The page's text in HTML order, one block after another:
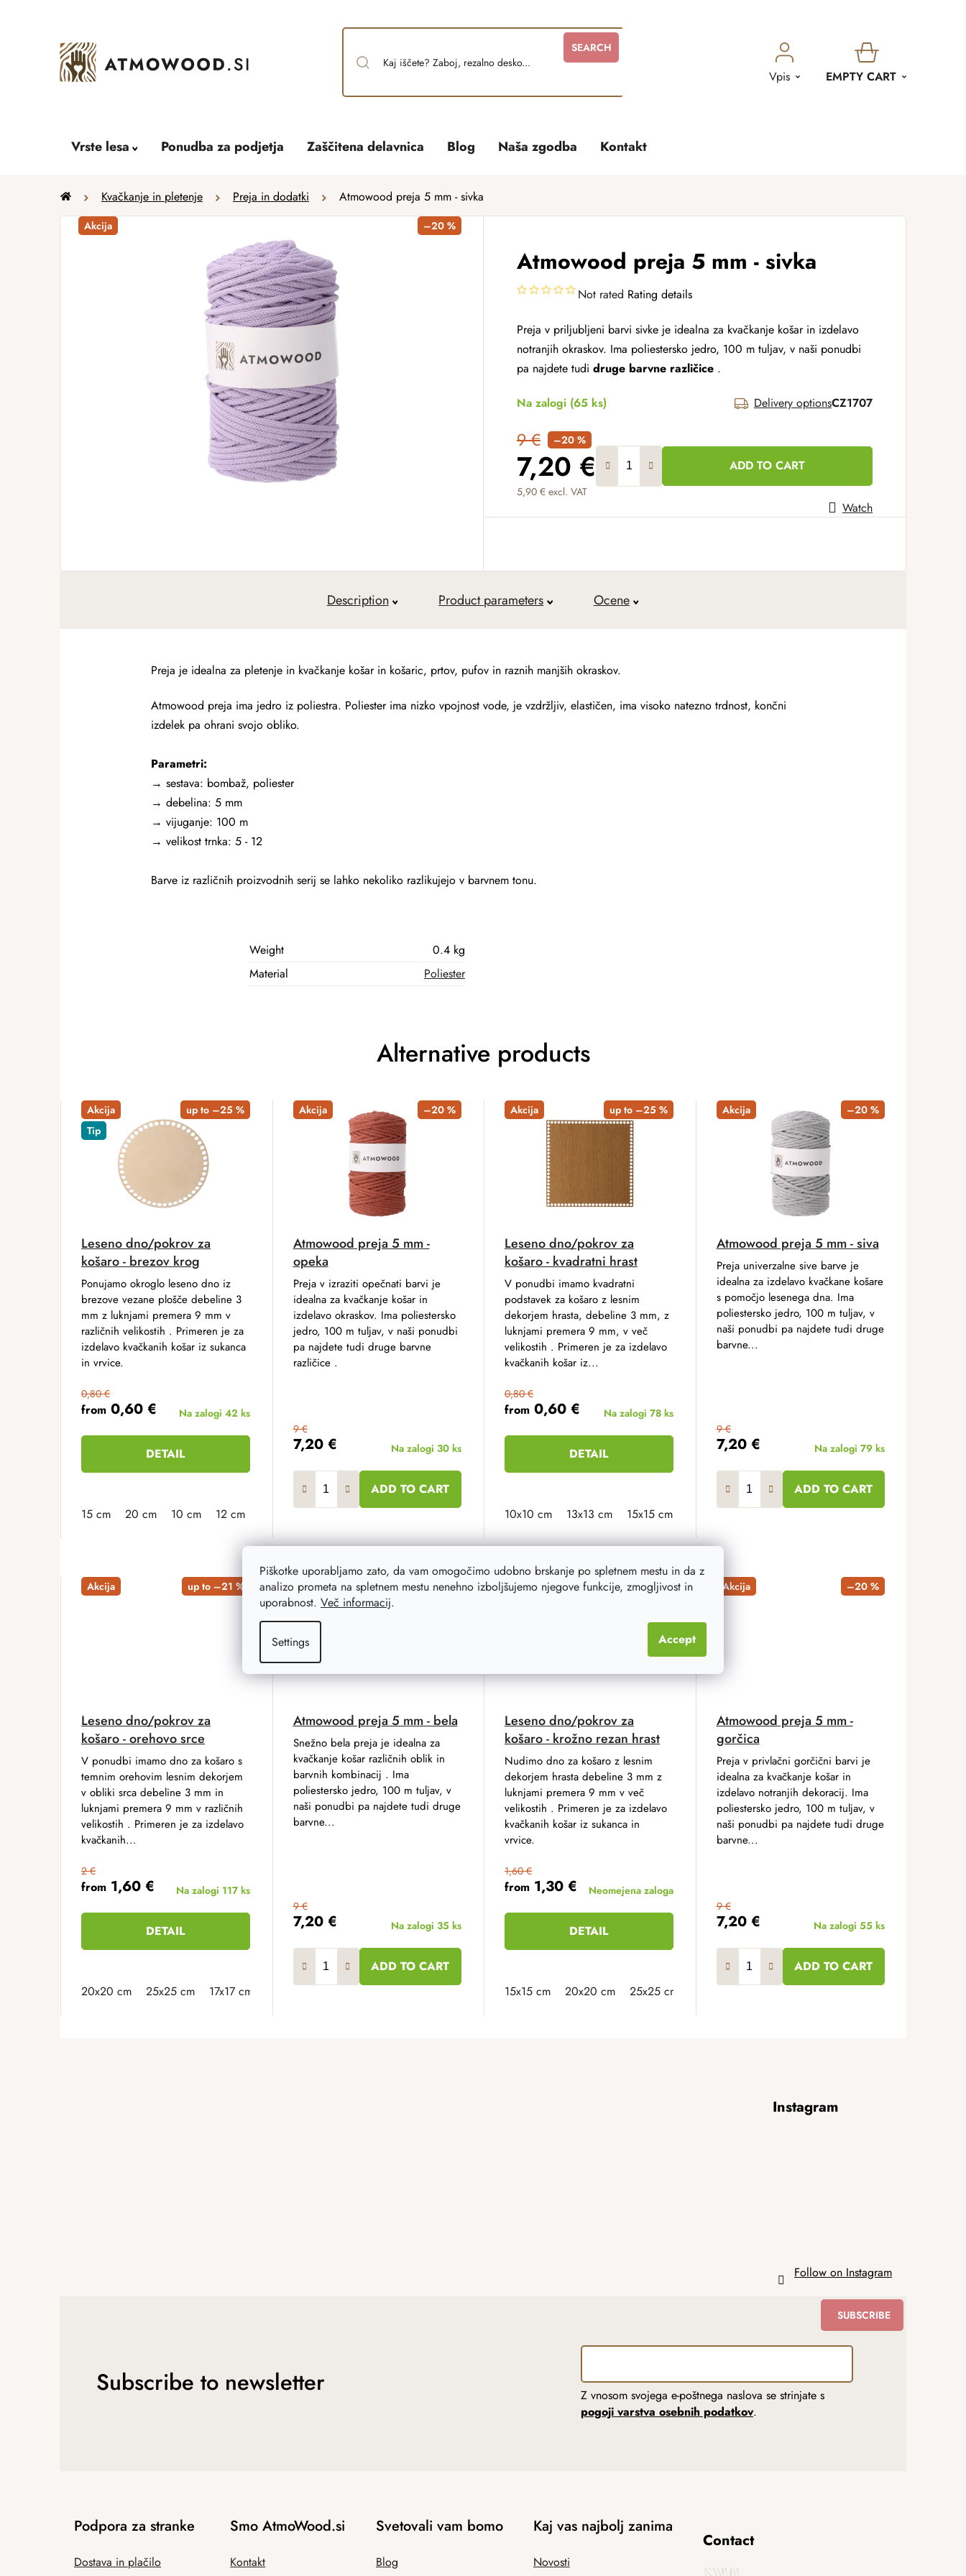
Piškotke uporabljamo zato, da vam omogočimo udobno brskanje po spletnem mestu in da z
analizo prometa na spletnem mestu nenehno izboljšujemo njegove funkcije, zmogljivost in
uporabnost. Več informacij.
Settings Accept
SEARCH
Vpis
SHOPPING
EMPTY CART
Vrste lesa Ponudba za podjetja Zaščitena delavnica Blog Naša zgodba Kontakt
Home Kvačkanje in pletenje Preja in dodatki Atmowood preja 5 mm - sivka
Atmowood preja 5 mm - sivka
Not rated Rating details
Preja v priljubljeni barvi sivke je idealna za kvačkanje košar in izdelavo
notranjih okraskov. Ima poliestersko jedro, 100 m tuljav, v naši ponudbi
pa najdete tudi druge barvne različice .
Na zalogi (65 ks) Delivery optionsCZ1707
9 € –20 %
7,20 €
5,90 € excl. VAT
Measure price:
ADD TO CART
Watch
Akcija –20 %
Description Product parameters Ocene
Preja je idealna za pletenje in kvačkanje košar in košaric, prtov, pufov in raznih manjših okraskov.
Atmowood preja ima jedro iz poliestra. Poliester ima nizko vpojnost vode, je vzdržljiv, elastičen, ima visoko natezno trdnost, končni
izdelek pa ohrani svojo obliko.
Parametri:
→ sestava: bombaž, poliester
→ debelina: 5 mm
→ vijuganje: 100 m
→ velikost trnka: 5 - 12
Barve iz različnih proizvodnih serij se lahko nekoliko razlikujejo v barvnem tonu.
Weight
0.4 kg
Material
Poliester
Alternative products
Akcija
Tip
up to –25 %
Leseno dno/pokrov za
košaro - brezov krog
from 0,60 €
0,80 €
Na zalogi 42 ks
DETAIL
Ponujamo okroglo leseno dno iz
brezove vezane plošče debeline 3
mm z luknjami premera 9 mm v
različnih velikostih . Primeren je za
izdelavo kvačkanih košar iz sukanca
in vrvice.
15 cm 20 cm 10 cm 12 cm 30 cm 35 cm 40 cm 5 cm 8 cm
Akcija –20 %
Atmowood preja 5 mm -
opeka
7,20 €
9 €
Na zalogi 30 ks
ADD TO CART
Preja v izraziti opečnati barvi je
idealna za kvačkanje košar in
izdelavo okraskov. Ima poliestersko
jedro, 100 m tuljav, v naši ponudbi
pa najdete tudi druge barvne
različice .
Akcija up to –25 %
Leseno dno/pokrov za
košaro - kvadratni hrast
from 0,60 €
0,80 €
Na zalogi 78 ks
DETAIL
V ponudbi imamo kvadratni
podstavek za košaro z lesnim
dekorjem hrasta, debeline 3 mm, z
luknjami premera 9 mm, v več
velikostih . Primeren je za izdelavo
kvačkanih košar iz...
10x10 cm 13x13 cm 15x15 cm
Akcija –20 %
Atmowood preja 5 mm - siva
7,20 €
9 €
Na zalogi 79 ks
ADD TO CART
Preja univerzalne sive barve je
idealna za izdelavo kvačkane košare
s pomočjo lesenega dna. Ima
poliestersko jedro, 100 m tuljav, v
naši ponudbi pa najdete tudi druge
barvne...
Akcija up to –21 %
Leseno dno/pokrov za
košaro - orehovo srce
from 1,60 €
2 €
Na zalogi 117 ks
DETAIL
V ponudbi imamo dno za košaro s
temnim orehovim lesnim dekorjem
v obliki srca debeline 3 mm in
luknjami premera 9 mm v različnih
velikostih . Primeren je za izdelavo
kvačkanih...
20x20 cm 25x25 cm 17x17 cm
Akcija –20 %
Atmowood preja 5 mm - bela
7,20 €
9 €
Na zalogi 35 ks
ADD TO CART
Snežno bela preja je idealna za
kvačkanje košar različnih oblik in
barvnih kombinacij . Ima
poliestersko jedro, 100 m tuljav, v
naši ponudbi pa najdete tudi druge
barvne...
Akcija up to –21 %
Leseno dno/pokrov za
košaro - krožno rezan hrast
from 1,30 €
1,60 €
Neomejena zaloga
DETAIL
Nudimo dno za košaro z lesnim
dekorjem hrasta debeline 3 mm z
luknjami premera 9 mm v več
velikostih . Primeren je za izdelavo
kvačkanih košar iz sukanca in
vrvice.
15x15 cm 20x20 cm 25x25 cm
Akcija –20 %
Atmowood preja 5 mm -
gorčica
7,20 €
9 €
Na zalogi 55 ks
ADD TO CART
Preja v privlačni gorčični barvi je
idealna za kvačkanje košar in
izdelavo notranjih dekoracij. Ima
poliestersko jedro, 100 m tuljav, v
naši ponudbi pa najdete tudi druge
barvne...
Instagram
Follow on Instagram
Subscribe to newsletter
Z vnosom svojega e-poštnega naslova se strinjate s
pogoji varstva osebnih podatkov.
SUBSCRIBE
Podpora za stranke
Dostava in plačilo
Smo AtmoWood.si
Kontakt
Svetovali vam bomo
Blog
Kaj vas najbolj zanima
Novosti
Contact